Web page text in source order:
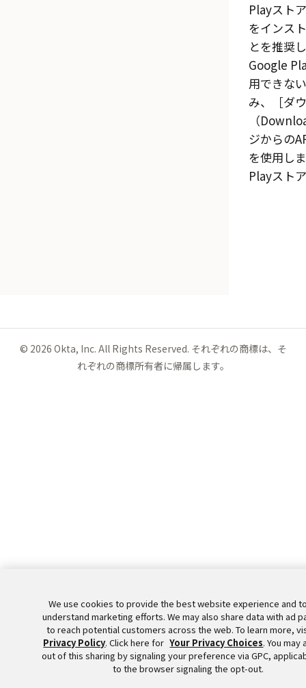
Playストア
をインス
とを推奨
Google
用できな
み、
ダ
（
ジからの
を使用し
Playストア
© 2026 Okta, Inc. All Rights Reserved. それぞれの商標は、そ
れぞれの商標所有者に帰属します。
We use cookies to provide the best website experience and
understand marketing efforts. We may also share data with ad
to reach potential customers across the web. To learn more,
Privacy Policy. Click here for Your Privacy Choices. You may
out of this sharing by signaling your preference via GPC,
to the browser signaling the opt-out.